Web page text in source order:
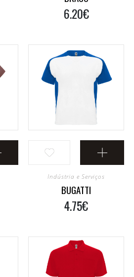
6.20€
Indústria e Serviços
BUGATTI
4.75€